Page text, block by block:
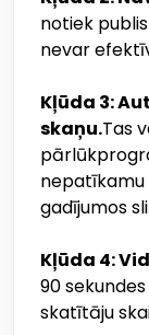
notiek
nevar
Kļūda 3:
skaņu.Tas
nepatīkamu
gadījumos
Kļūda 4:
90
skatītāju